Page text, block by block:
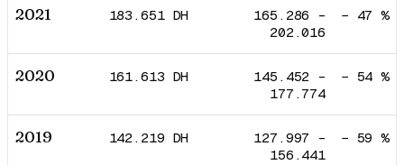
2021 183.651DH 165.286 –
202.016
− 47 %
2020 161.613 DH 145.452 –
177.774
− 54 %
2019 142.219 DH 127.997 –
156.441
− 59 %